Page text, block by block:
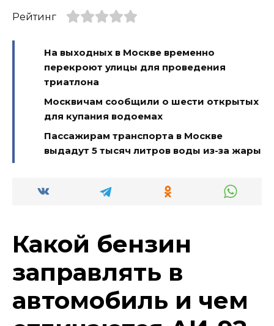
Рейтинг
На выходных в Москве временно
перекроют улицы для проведения
триатлона
Москвичам сообщили о шести открытых
для купания водоемах
Пассажирам транспорта в Москве
выдадут 5 тысяч литров воды из-за жары
Какой бензин
заправлять в
автомобиль и чем